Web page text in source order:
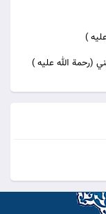
)
(رحمة الله عليه )